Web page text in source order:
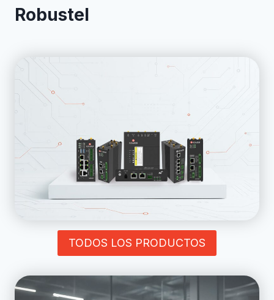
Robustel
TODOS LOS PRODUCTOS